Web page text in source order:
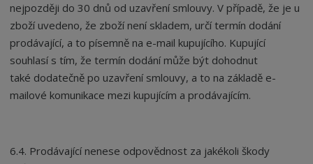
nejpozději do 30 dnů od uzavření smlouvy. V případě, že je u
zboží uvedeno, že zboží není skladem, určí termín dodání
prodávající, a to písemně na e-mail kupujícího. Kupující
souhlasí s tím, že termín dodání může být dohodnut
také dodatečně po uzavření smlouvy, a to na základě e-
mailové komunikace mezi kupujícím a prodávajícím.
6.4. Prodávající nenese odpovědnost za jakékoli škody